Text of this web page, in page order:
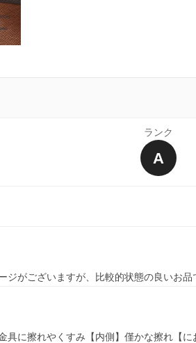
ランク
A
ジがございますが、比較的状態の良いお
具に擦れやくすみ【内側】僅かな擦れ【